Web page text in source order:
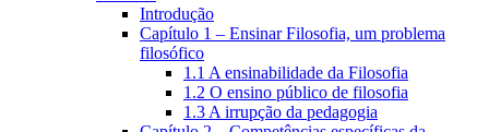
Introdução
Capítulo 1 – Ensinar Filosofia, um problema
filosófico
1.1 A ensinabilidade da Filosofia
1.2 O ensino público de filosofia
1.3 A irrupção da pedagogia